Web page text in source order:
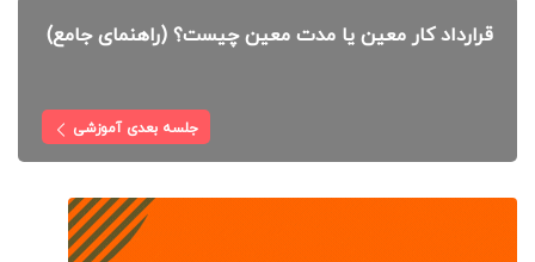
قرارداد کار معین یا مدت معین چیست؟ (راهنمای جامع)
جلسه بعدی آموزشی